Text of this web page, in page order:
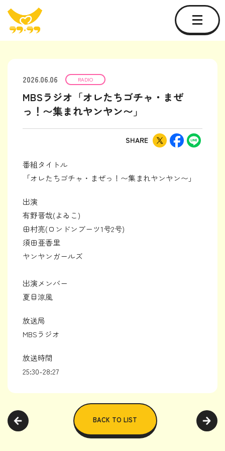
2026.06.06 RADIO
MBSラジオ「オレたちゴチャ・まぜ
っ！〜集まれヤンヤン〜」
SHARE
番組タイトル
「オレたちゴチャ・まぜっ！〜集まれヤンヤン〜」
出演
有野晋哉(よゐこ)
田村亮(ロンドンブーツ1号2号)
須田亜香里
ヤンヤンガールズ
出演メンバー
夏目涼風
放送局
MBSラジオ
放送時間
25:30-28:27
BACK TO LIST